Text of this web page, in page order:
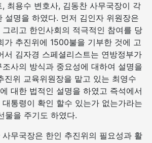
최용수 변호사, 김동찬 사무국장이 각
설명을 하였다. 먼저 김인자 위원장은
리고 한인사회의 적극적인 참여를 당
가 추진위에 1500불을 기부한 것에 고
서 김자경 스페셜리스트는 연방정부가
사의 방식과 중요성에 대하여 설명을
진위 교육위원장을 맡고 있는 최영수
대한 법적인 설명을 하였고 즉석에서
통령이 확인 할수 있는가 없는가라는
물을 주기도 하였다.
무국장은 한인 추진위의 필요성과 활